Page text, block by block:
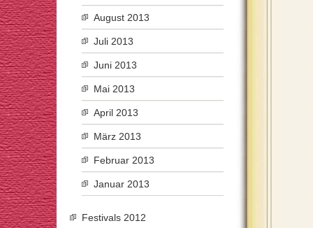
August 2013
Juli 2013
Juni 2013
Mai 2013
April 2013
März 2013
Februar 2013
Januar 2013
Festivals 2012